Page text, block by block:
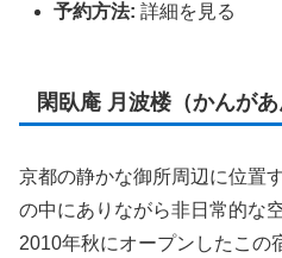
予約方法: 詳細を見る
閑臥庵 月波楼（かんがあ
京都の静かな御所周辺に位置
の中にありながら非日常的な
2010年秋にオープンしたこの